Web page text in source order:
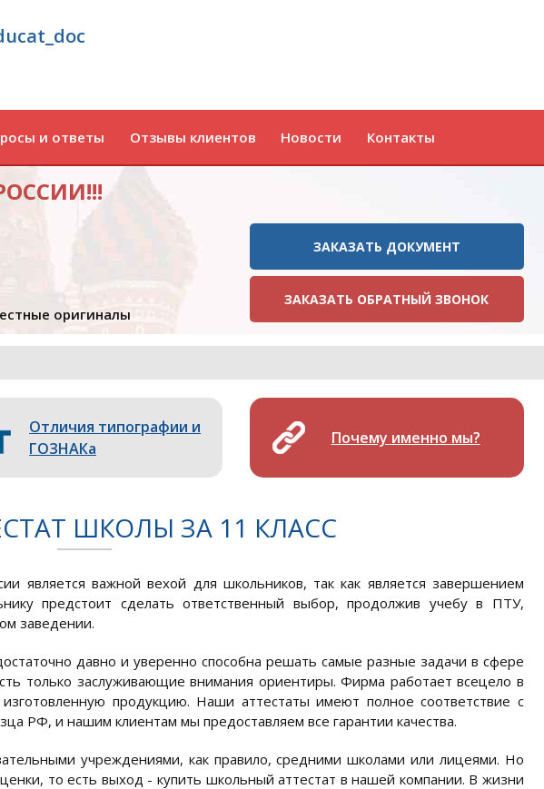
и ответы Отзывы клиентов Новости Контакты
оригиналы
ЗАКАЗАТЬ ДОКУМЕНТ
ЗАКАЗАТЬ ОБРАТНЫЙ ЗВОНОК
Отличия типографии и
ГОЗНАКа
Почему именно мы?
ШКОЛЫ ЗА 11 КЛАСС
является важной вехой для школьников, так как является завершением
предстоит сделать ответственный выбор, продолжив учебу в ПТУ,
заведении.
давно и уверенно способна решать самые разные задачи в сфере
только заслуживающие внимания ориентиры. Фирма работает всецело в
продукцию. Наши аттестаты имеют полное соответствие с
РФ, и нашим клиентам мы предоставляем все гарантии качества.
учреждениями, как правило, средними школами или лицеями. Но
то есть выход - купить школьный аттестат в нашей компании. В жизни